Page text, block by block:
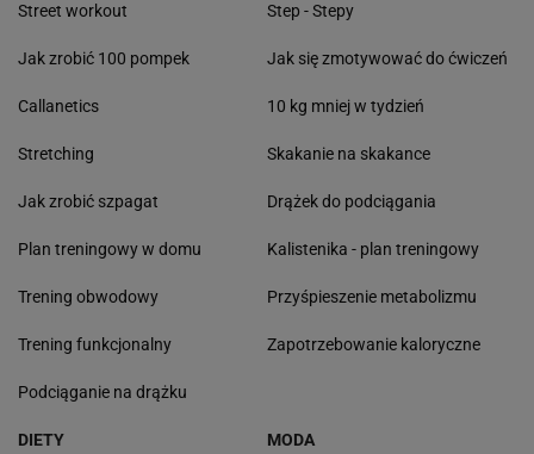
Street workout
Jak zrobić 100 pompek
Callanetics
Stretching
Jak zrobić szpagat
Plan treningowy w domu
Trening obwodowy
Trening funkcjonalny
Podciąganie na drążku
Step - Stepy
Jak się zmotywować do ćwiczeń
10 kg mniej w tydzień
Skakanie na skakance
Drążek do podciągania
Kalistenika - plan treningowy
Przyśpieszenie metabolizmu
Zapotrzebowanie kaloryczne
DIETY MODA